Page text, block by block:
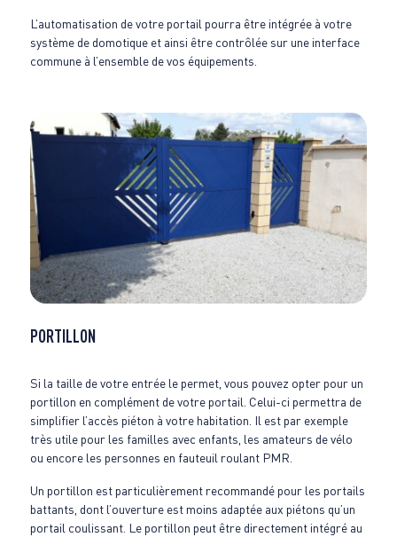
L’automatisation de votre portail pourra être intégrée à votre
système de domotique et ainsi être contrôlée sur une interface
commune à l’ensemble de vos équipements.
PORTILLON
Si la taille de votre entrée le permet, vous pouvez opter pour un
portillon en complément de votre portail. Celui-ci permettra de
simplifier l’accès piéton à votre habitation. Il est par exemple
très utile pour les familles avec enfants, les amateurs de vélo
ou encore les personnes en fauteuil roulant PMR.
Un portillon est particulièrement recommandé pour les portails
battants, dont l’ouverture est moins adaptée aux piétons qu’un
portail coulissant. Le portillon peut être directement intégré au